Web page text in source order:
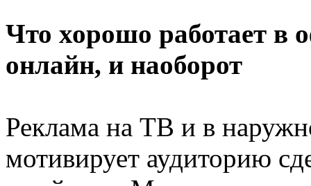
Что хорошо работает в
онлайн, и наоборот
Реклама на ТВ и в
мотивирует аудиторию